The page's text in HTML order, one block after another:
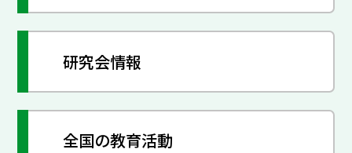
研究会情報
全国の教育活動